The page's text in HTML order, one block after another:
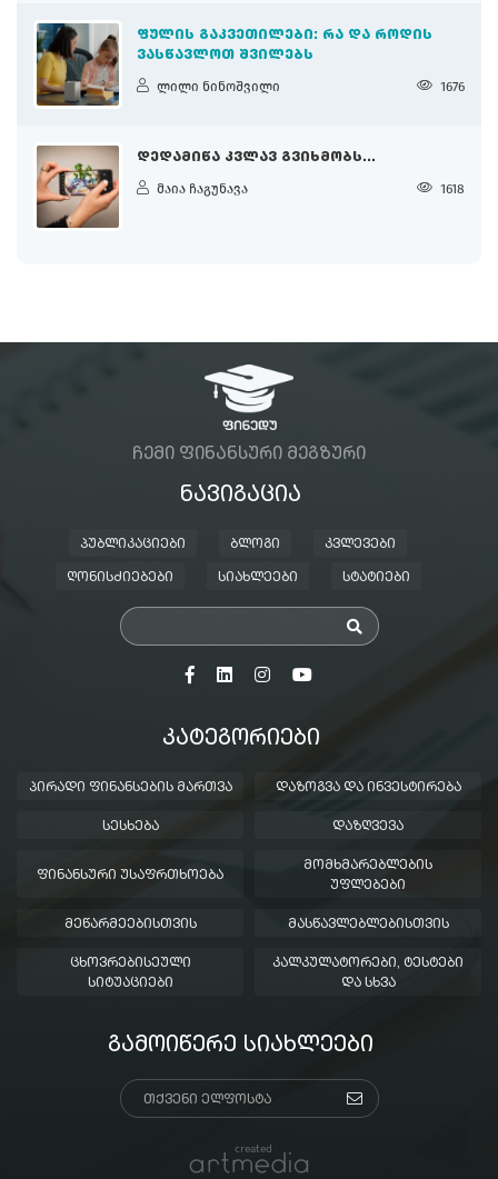
ᲤᲣᲚᲘᲡ ᲒᲐᲙᲕᲔᲗᲘᲚᲔᲑᲘ: ᲠᲐ ᲓᲐ ᲠᲝᲓᲘᲡ
ᲕᲐᲡᲬᲐᲕᲚᲝᲗ ᲨᲕᲘᲚᲔᲑᲡ
ლილი ნინოშვილი 1676
ᲓᲔᲓᲐᲛᲘᲬᲐ ᲙᲕᲚᲐᲕ ᲒᲕᲘᲮᲛᲝᲑᲡ...
მაია ჩაგუნავა 1618
ᲩᲔᲛᲘ ᲤᲘᲜᲐᲜᲡᲣᲠᲘ ᲛᲔᲒᲖᲣᲠᲘ
ᲜᲐᲕᲘᲒᲐᲪᲘᲐ
ᲞᲣᲑᲚᲘᲙᲐᲪᲘᲔᲑᲘ ᲑᲚᲝᲒᲘ ᲙᲕᲚᲔᲕᲔᲑᲘ
ᲦᲝᲜᲘᲡᲫᲘᲔᲑᲔᲑᲘ ᲡᲘᲐᲮᲚᲔᲔᲑᲘ ᲡᲢᲐᲢᲘᲔᲑᲘ
ᲙᲐᲢᲔᲒᲝᲠᲘᲔᲑᲘ
ᲞᲘᲠᲐᲓᲘ ᲤᲘᲜᲐᲜᲡᲔᲑᲘᲡ ᲛᲐᲠᲗᲕᲐ ᲓᲐᲖᲝᲒᲕᲐ ᲓᲐ ᲘᲜᲕᲔᲡᲢᲘᲠᲔᲑᲐ
ᲡᲔᲡᲮᲔᲑᲐ ᲓᲐᲖᲦᲕᲔᲕᲐ
ᲤᲘᲜᲐᲜᲡᲣᲠᲘ ᲣᲡᲐᲤᲠᲗᲮᲝᲔᲑᲐ
ᲛᲝᲛᲮᲛᲐᲠᲔᲑᲚᲔᲑᲘᲡ
ᲣᲤᲚᲔᲑᲔᲑᲘ
ᲛᲔᲬᲐᲠᲛᲔᲔᲑᲘᲡᲗᲕᲘᲡ ᲛᲐᲡᲬᲐᲕᲚᲔᲑᲚᲔᲑᲘᲡᲗᲕᲘᲡ
ᲪᲮᲝᲕᲠᲔᲑᲘᲡᲔᲣᲚᲘ
ᲡᲘᲢᲣᲐᲪᲘᲔᲑᲘ
ᲙᲐᲚᲙᲣᲚᲐᲢᲝᲠᲔᲑᲘ, ᲢᲔᲡᲢᲔᲑᲘ
ᲓᲐ ᲡᲮᲕᲐ
ᲒᲐᲛᲝᲘᲬᲔᲠᲔ ᲡᲘᲐᲮᲚᲔᲔᲑᲘ
created